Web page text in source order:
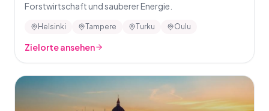
Forstwirtschaft und sauberer Energie.
Helsinki Tampere Turku Oulu
Zielorte ansehen